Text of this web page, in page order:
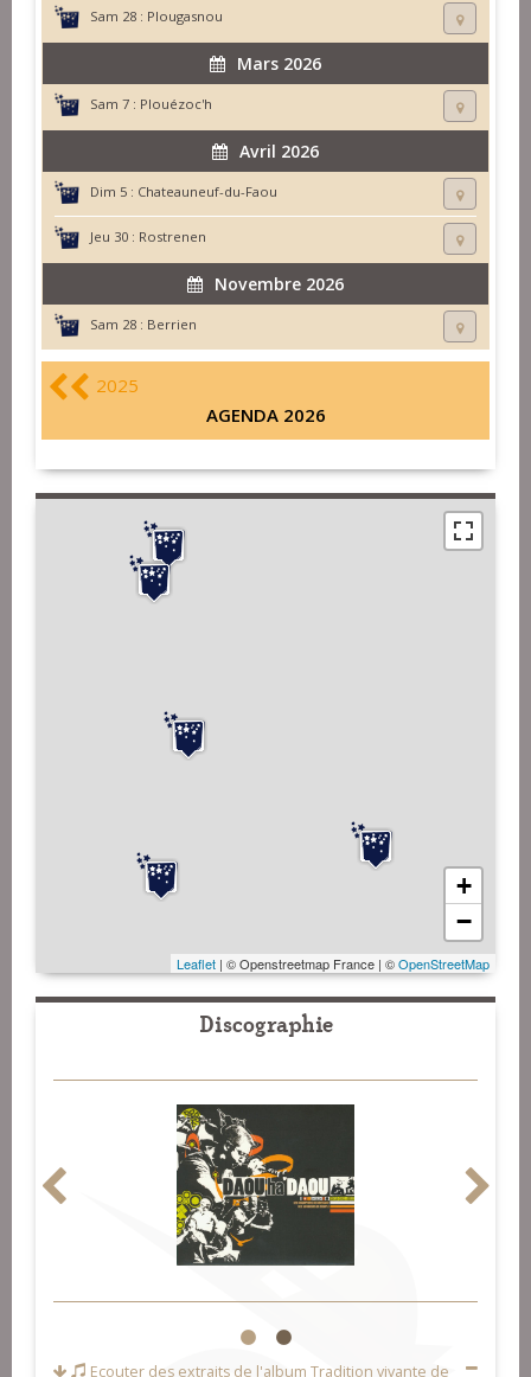
Sam 28 : Plougasnou
Mars 2026
Sam 7 : Plouézoc'h
Avril 2026
Dim 5 : Chateauneuf-du-Faou
Jeu 30 : Rostrenen
Novembre 2026
Sam 28 : Berrien
2025
AGENDA 2026
+
−
Leaflet | © Openstreetmap France | ©OpenStreetMap
Discographie
1 2
Ecouter des extraits de l'album Tradition vivante de